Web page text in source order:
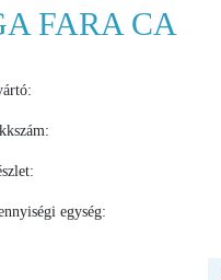
FARA CA
egység: